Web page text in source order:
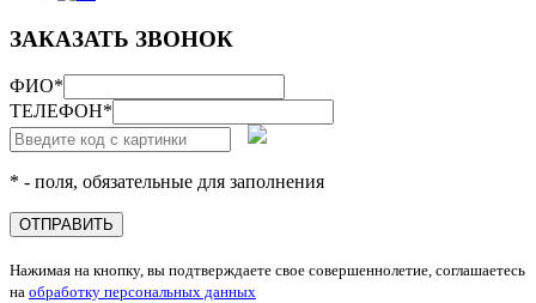
ЗАКАЗАТЬ ЗВОНОК
ФИО*
ТЕЛЕФОН*
* - поля, обязательные для заполнения
ОТПРАВИТЬ
Нажимая на кнопку, вы подтверждаете свое совершеннолетие, соглашаетесь
на обработку персональных данных